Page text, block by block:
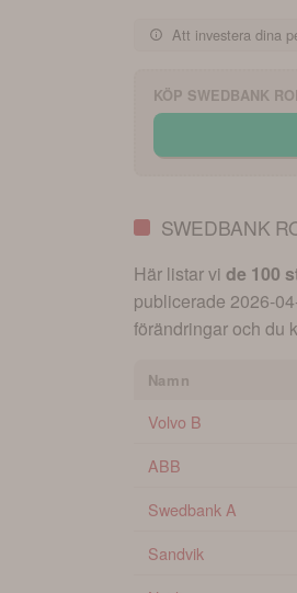
Att investera dina
KÖP SWEDBANK
SWEDBANK
Här listar vi de 100
publicerade 2026-
förändringar och du
Namn
Volvo B
ABB
Swedbank A
Sandvik